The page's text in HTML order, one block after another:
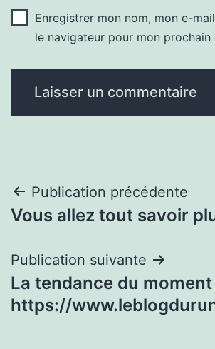
Enregistrer mon nom, mon e-
le navigateur pour mon prochain
Navigation
de
l’article
Publication précédente
Vous allez tout savoir
Publication suivante
La tendance du moment
https://